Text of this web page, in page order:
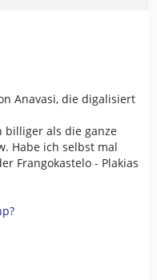
Anavasi, die digalisiert
billiger als die ganze
Habe ich selbst mal
Frangokastelo - Plakias